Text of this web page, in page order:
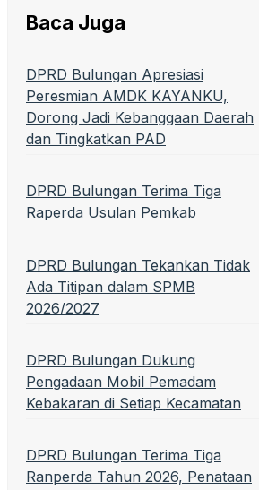
Baca Juga
DPRD Bulungan Apresiasi
Peresmian AMDK KAYANKU,
Dorong Jadi Kebanggaan Daerah
dan Tingkatkan PAD
DPRD Bulungan Terima Tiga
Raperda Usulan Pemkab
DPRD Bulungan Tekankan Tidak
Ada Titipan dalam SPMB
2026/2027
DPRD Bulungan Dukung
Pengadaan Mobil Pemadam
Kebakaran di Setiap Kecamatan
DPRD Bulungan Terima Tiga
Ranperda Tahun 2026, Penataan